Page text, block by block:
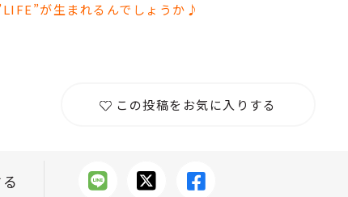
が生まれるんでしょうか♪
この投稿をお気に入りする